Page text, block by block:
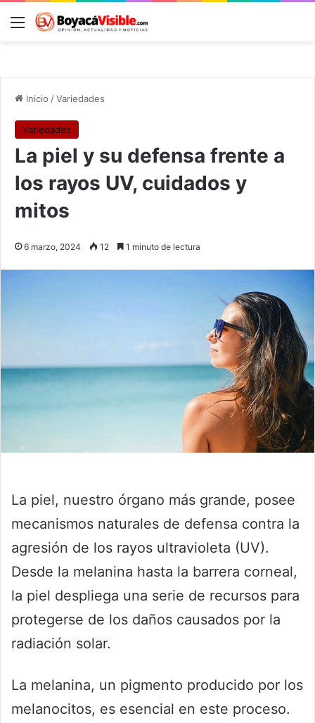
Menú
Inicio /Variedades
Variedades
La piel y su defensa frente a
los rayos UV, cuidados y
mitos
6 marzo, 2024 12 1 minuto de lectura
La piel, nuestro órgano más grande, posee
mecanismos naturales de defensa contra la
agresión de los rayos ultravioleta (UV).
Desde la melanina hasta la barrera corneal,
la piel despliega una serie de recursos para
protegerse de los daños causados por la
radiación solar.
La melanina, un pigmento producido por los
melanocitos, es esencial en este proceso.